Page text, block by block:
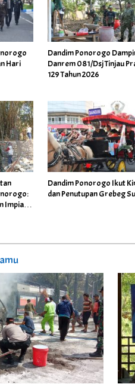
Hari
Dandim Ponorogo
Danrem 081/Dsj Tinjau
129 Tahun 2026
Impian
Dandim Ponorogo Ikut
dan Penutupan Grebeg